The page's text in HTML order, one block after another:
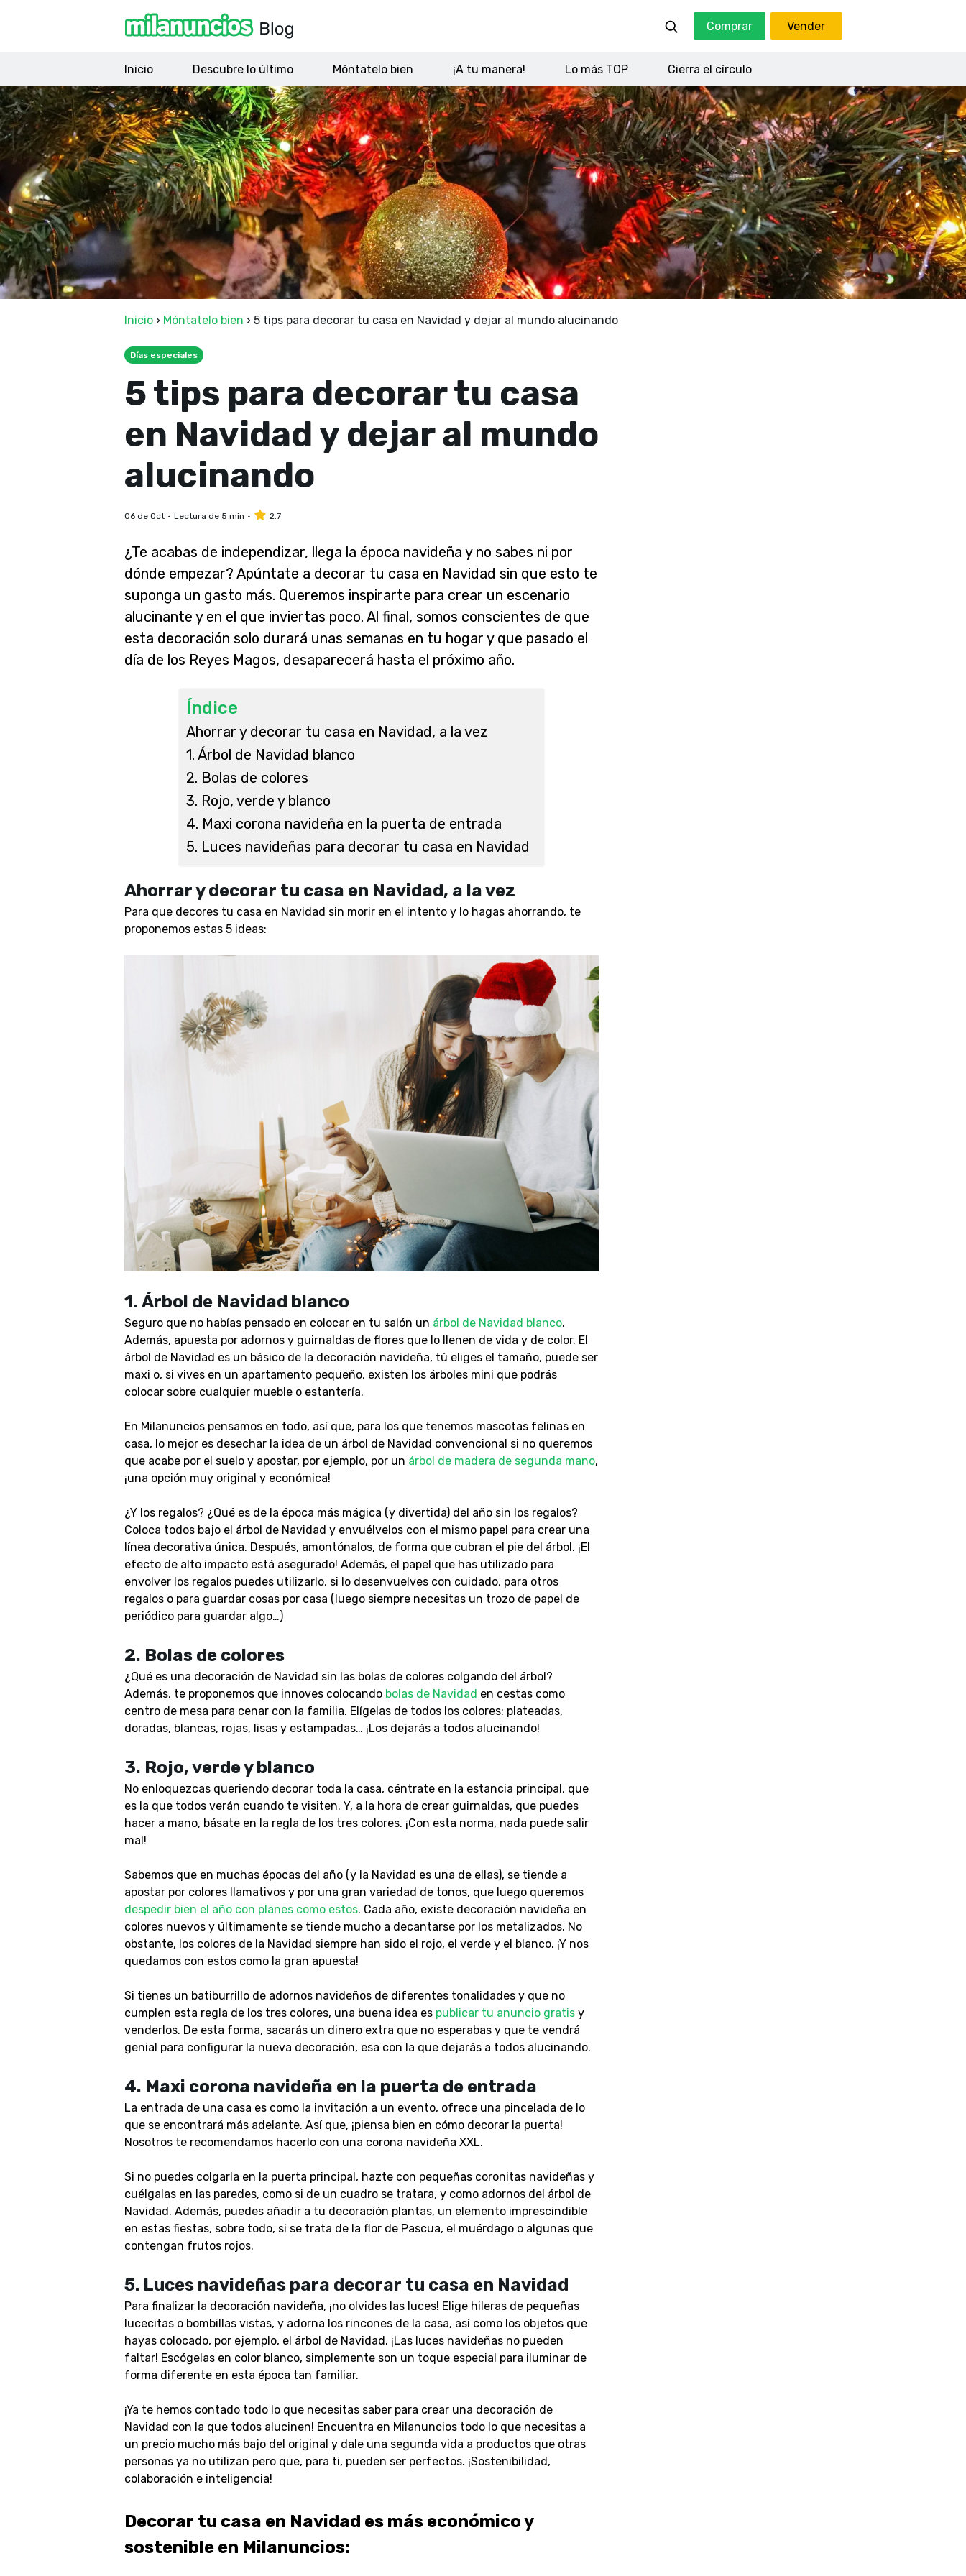
Comprar Vender
Inicio Descubre lo último Móntatelo bien ¡A tu manera! Lo más TOP Cierra el círculo
Inicio › Móntatelo bien › 5 tips para decorar tu casa en Navidad y dejar al mundo alucinando
Días especiales
5 tips para decorar tu casa
en Navidad y dejar al mundo
alucinando
06 de Oct Lectura de 5 min 2.7
¿Te acabas de independizar, llega la época navideña y no sabes ni por
dónde empezar? Apúntate a decorar tu casa en Navidad sin que esto te
suponga un gasto más. Queremos inspirarte para crear un escenario
alucinante y en el que inviertas poco. Al final, somos conscientes de que
esta decoración solo durará unas semanas en tu hogar y que pasado el
día de los Reyes Magos, desaparecerá hasta el próximo año.
Índice
Ahorrar y decorar tu casa en Navidad, a la vez
1. Árbol de Navidad blanco
2. Bolas de colores
3. Rojo, verde y blanco
4. Maxi corona navideña en la puerta de entrada
5. Luces navideñas para decorar tu casa en Navidad
Ahorrar y decorar tu casa en Navidad, a la vez
Para que decores tu casa en Navidad sin morir en el intento y lo hagas ahorrando, te
proponemos estas 5 ideas:
1. Árbol de Navidad blanco
Seguro que no habías pensado en colocar en tu salón un árbol de Navidad blanco.
Además, apuesta por adornos y guirnaldas de flores que lo llenen de vida y de color. El
árbol de Navidad es un básico de la decoración navideña, tú eliges el tamaño, puede ser
maxi o, si vives en un apartamento pequeño, existen los árboles mini que podrás
colocar sobre cualquier mueble o estantería.
En Milanuncios pensamos en todo, así que, para los que tenemos mascotas felinas en
casa, lo mejor es desechar la idea de un árbol de Navidad convencional si no queremos
que acabe por el suelo y apostar, por ejemplo, por un árbol de madera de segunda mano,
¡una opción muy original y económica!
¿Y los regalos? ¿Qué es de la época más mágica (y divertida) del año sin los regalos?
Coloca todos bajo el árbol de Navidad y envuélvelos con el mismo papel para crear una
línea decorativa única. Después, amontónalos, de forma que cubran el pie del árbol. ¡El
efecto de alto impacto está asegurado! Además, el papel que has utilizado para
envolver los regalos puedes utilizarlo, si lo desenvuelves con cuidado, para otros
regalos o para guardar cosas por casa (luego siempre necesitas un trozo de papel de
periódico para guardar algo…)
2. Bolas de colores
¿Qué es una decoración de Navidad sin las bolas de colores colgando del árbol?
Además, te proponemos que innoves colocando bolas de Navidad en cestas como
centro de mesa para cenar con la familia. Elígelas de todos los colores: plateadas,
doradas, blancas, rojas, lisas y estampadas… ¡Los dejarás a todos alucinando!
3. Rojo, verde y blanco
No enloquezcas queriendo decorar toda la casa, céntrate en la estancia principal, que
es la que todos verán cuando te visiten. Y, a la hora de crear guirnaldas, que puedes
hacer a mano, básate en la regla de los tres colores. ¡Con esta norma, nada puede salir
mal!
Sabemos que en muchas épocas del año (y la Navidad es una de ellas), se tiende a
apostar por colores llamativos y por una gran variedad de tonos, que luego queremos
despedir bien el año con planes como estos. Cada año, existe decoración navideña en
colores nuevos y últimamente se tiende mucho a decantarse por los metalizados. No
obstante, los colores de la Navidad siempre han sido el rojo, el verde y el blanco. ¡Y nos
quedamos con estos como la gran apuesta!
Si tienes un batiburrillo de adornos navideños de diferentes tonalidades y que no
cumplen esta regla de los tres colores, una buena idea es publicar tu anuncio gratisy
venderlos. De esta forma, sacarás un dinero extra que no esperabas y que te vendrá
genial para configurar la nueva decoración, esa con la que dejarás a todos alucinando.
4. Maxi corona navideña en la puerta de entrada
La entrada de una casa es como la invitación a un evento, ofrece una pincelada de lo
que se encontrará más adelante. Así que, ¡piensa bien en cómo decorar la puerta!
Nosotros te recomendamos hacerlo con una corona navideña XXL.
Si no puedes colgarla en la puerta principal, hazte con pequeñas coronitas navideñas y
cuélgalas en las paredes, como si de un cuadro se tratara, y como adornos del árbol de
Navidad. Además, puedes añadir a tu decoración plantas, un elemento imprescindible
en estas fiestas, sobre todo, si se trata de la flor de Pascua, el muérdago o algunas que
contengan frutos rojos.
5. Luces navideñas para decorar tu casa en Navidad
Para finalizar la decoración navideña, ¡no olvides las luces! Elige hileras de pequeñas
lucecitas o bombillas vistas, y adorna los rincones de la casa, así como los objetos que
hayas colocado, por ejemplo, el árbol de Navidad. ¡Las luces navideñas no pueden
faltar! Escógelas en color blanco, simplemente son un toque especial para iluminar de
forma diferente en esta época tan familiar.
¡Ya te hemos contado todo lo que necesitas saber para crear una decoración de
Navidad con la que todos alucinen! Encuentra en Milanuncios todo lo que necesitas a
un precio mucho más bajo del original y dale una segunda vida a productos que otras
personas ya no utilizan pero que, para ti, pueden ser perfectos. ¡Sostenibilidad,
colaboración e inteligencia!
Decorar tu casa en Navidad es más económico y
sostenible en Milanuncios: